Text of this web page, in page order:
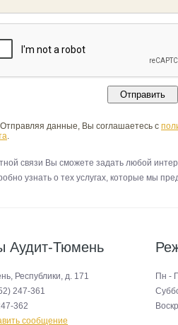
Отправляя данные, Вы соглашаетесь с
.
связи Вы сможете задать любой
узнать о тех услугах, которые мы
Аудит-Тюмень
Республики, д. 171
247-361
362
сообщение
Пн -